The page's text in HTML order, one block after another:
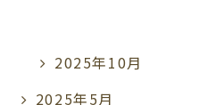
2025年10月
2025年5月